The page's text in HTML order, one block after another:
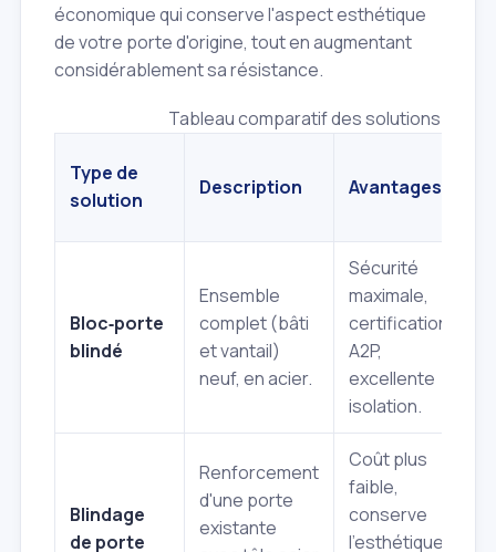
économique qui conserve l'aspect esthétique
de votre porte d'origine, tout en augmentant
considérablement sa résistance.
Tableau comparatif des solutions de
Type de
solution
Description Avantages
Bloc‑porte
blindé
Ensemble
complet (bâti
et vantail)
neuf, en acier.
Sécurité
maximale,
certification
A2P,
excellente
isolation.
Blindage
de porte
Renforcement
d'une porte
existante
Coût plus
faible,
conserve
l'esthétique